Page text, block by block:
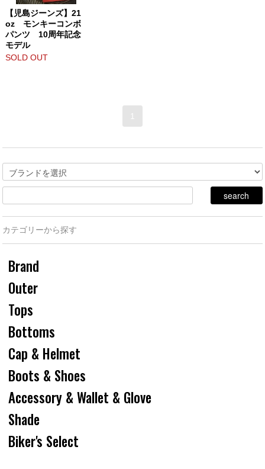
【児島ジーンズ】21
oz モンキーコンボ
パンツ 10周年記念
モデル
SOLD OUT
カテゴリーから探す
Brand
Outer
Tops
Bottoms
Cap & Helmet
Boots & Shoes
Accessory & Wallet & Glove
Shade
Biker's Select